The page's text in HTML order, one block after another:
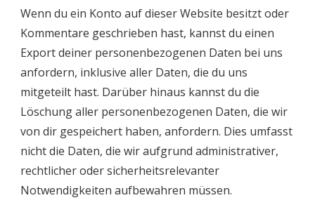
Wenn du ein Konto auf dieser Website besitzt oder
Kommentare geschrieben hast, kannst du einen
Export deiner personenbezogenen Daten bei uns
anfordern, inklusive aller Daten, die du uns
mitgeteilt hast. Darüber hinaus kannst du die
Löschung aller personenbezogenen Daten, die wir
von dir gespeichert haben, anfordern. Dies umfasst
nicht die Daten, die wir aufgrund administrativer,
rechtlicher oder sicherheitsrelevanter
Notwendigkeiten aufbewahren müssen.